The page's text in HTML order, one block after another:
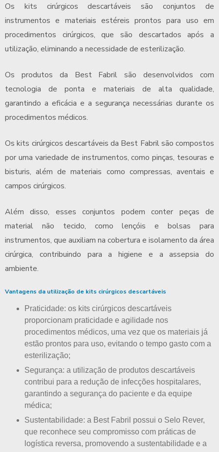
Os kits cirúrgicos descartáveis são conjuntos de
instrumentos e materiais estéreis prontos para uso em
procedimentos cirúrgicos, que são descartados após a
utilização, eliminando a necessidade de esterilização.
Os produtos da Best Fabril são desenvolvidos com
tecnologia de ponta e materiais de alta qualidade,
garantindo a eficácia e a segurança necessárias durante os
procedimentos médicos.
Os kits cirúrgicos descartáveis da Best Fabril são compostos
por uma variedade de instrumentos, como pinças, tesouras e
bisturis, além de materiais como compressas, aventais e
campos cirúrgicos.
Além disso, esses conjuntos podem conter peças de
material não tecido, como lençóis e bolsas para
instrumentos, que auxiliam na cobertura e isolamento da área
cirúrgica, contribuindo para a higiene e a assepsia do
ambiente.
Vantagens da utilização de kits cirúrgicos descartáveis
Praticidade: os kits cirúrgicos descartáveis
proporcionam praticidade e agilidade nos
procedimentos médicos, uma vez que os materiais já
estão prontos para uso, evitando o tempo gasto com a
esterilização;
Segurança: a utilização de produtos descartáveis
contribui para a redução de infecções hospitalares,
garantindo a segurança do paciente e da equipe
médica;
Sustentabilidade: a Best Fabril possui o Selo Rever,
que reconhece seu compromisso com práticas de
logística reversa, promovendo a sustentabilidade e a